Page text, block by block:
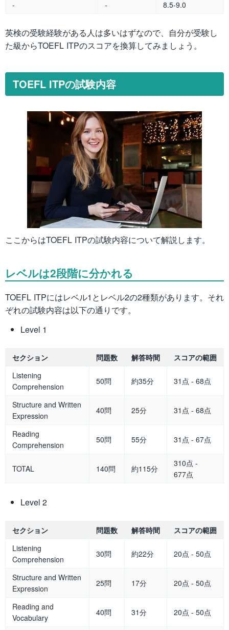
- - 8.5-9.0
英検の受験経験がある人は多いはずなので、自分が受験し
た級からTOEFL ITPのスコアを換算してみましょう。
TOEFL ITPの試験内容
ここからはTOEFL ITPの試験内容について解説します。
レベルは2段階に分かれる
TOEFL ITPにはレベル1とレベル2の2種類があります。それ
ぞれの試験内容は以下の通りです。
Level 1
セクション 問題数 解答時間
スコアの範囲
Listening
Comprehension
50問 約35分 31点 - 68点
Structure and Written
Expression
40問 25分 31点 - 68点
Reading
Comprehension
50問 55分 31点 - 67点
TOTAL 140問 約115分
310点 -
677点
Level 2
セクション 問題数 解答時間
スコアの範囲
Listening
Comprehension
30問 約22分 20点 - 50点
Structure and Written
Expression
25問 17分 20点 - 50点
Reading and
Vocabulary
40問 31分 20点 - 50点